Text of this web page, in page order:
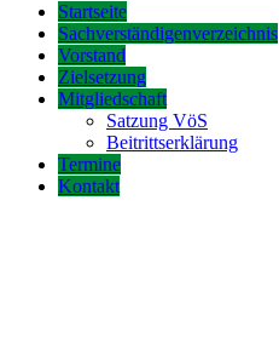
Startseite
Sachverständigenverzeichnis
Vorstand
Zielsetzung
Mitgliedschaft
Satzung VöS
Beitrittserklärung
Termine
Kontakt